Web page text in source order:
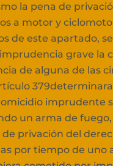
la pena de
a motor y
de este apartado,
grave la
de alguna de las
imprudente
un arma de
privación del
por tiempo de uno